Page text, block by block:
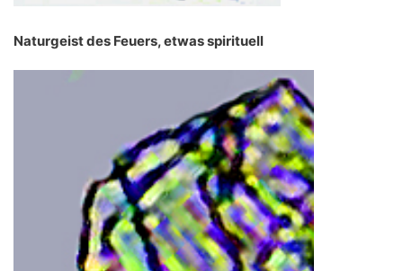
Naturgeist des Feuers, etwas spirituell